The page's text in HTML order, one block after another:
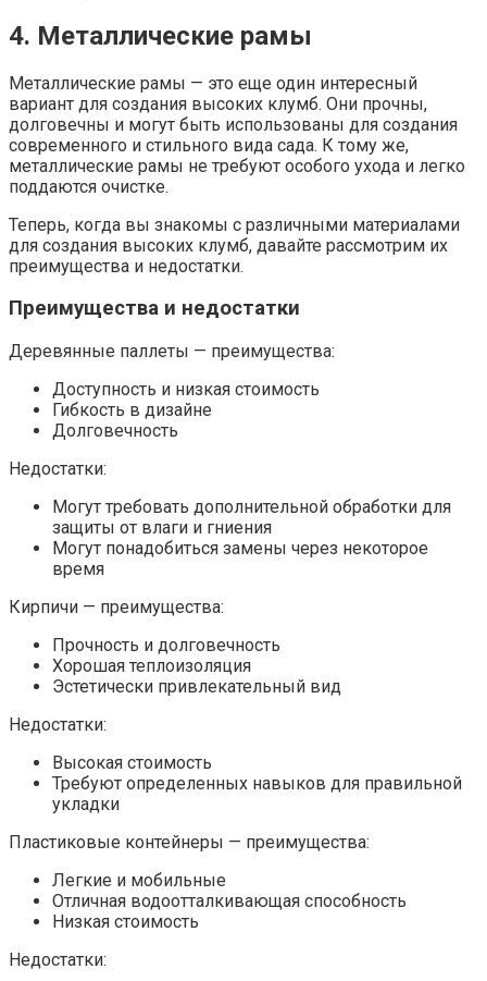
4. Металлические рамы
Металлические рамы — это еще один интересный
вариант для создания высоких клумб. Они прочны,
долговечны и могут быть использованы для создания
современного и стильного вида сада. К тому же,
металлические рамы не требуют особого ухода и легко
поддаются очистке.
Теперь, когда вы знакомы с различными материалами
для создания высоких клумб, давайте рассмотрим их
преимущества и недостатки.
Преимущества и недостатки
Деревянные паллеты — преимущества:
Доступность и низкая стоимость
Гибкость в дизайне
Долговечность
Недостатки:
Могут требовать дополнительной обработки для
защиты от влаги и гниения
Могут понадобиться замены через некоторое
время
Кирпичи — преимущества:
Прочность и долговечность
Хорошая теплоизоляция
Эстетически привлекательный вид
Недостатки:
Высокая стоимость
Требуют определенных навыков для правильной
укладки
Пластиковые контейнеры — преимущества:
Легкие и мобильные
Отличная водоотталкивающая способность
Низкая стоимость
Недостатки: